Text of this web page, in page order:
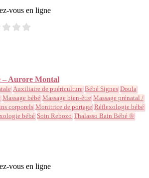
vous en ligne
– Aurore Montal
Auxiliaire de puériculture Bébé Signes Doula
Massage bébé Massage bien-être Massage prénatal /
corporels Monitrice de portage Réflexologie bébé
bébé Soin Rebozo Thalasso Bain Bébé ®
vous en ligne